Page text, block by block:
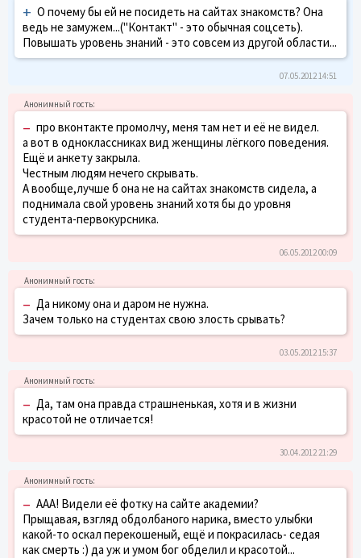
+ О почему бы ей не посидеть на сайтах знакомств? Она
ведь не замужем...("Контакт" - это обычная соцсеть).
Повышать уровень знаний - это совсем из другой области...
07.05.2012 14:51
– про вконтакте промолчу, меня там нет и её не видел.
а вот в одноклассниках вид женщины лёгкого поведения.
Ещё и анкету закрыла.
Честным людям нечего скрывать.
А вообще,лучше б она не на сайтах знакомств сидела, а
поднимала свой уровень знаний хотя бы до уровня
студента-первокурсника.
06.05.2012 00:09
– Да никому она и даром не нужна.
Зачем только на студентах свою злость срывать?
03.05.2012 15:37
– Да, там она правда страшненькая, хотя и в жизни
красотой не отличается!
30.04.2012 21:29
– ААА! Видели её фотку на сайте академии?
Прыщавая, взгляд обдолбаного нарика, вместо улыбки
какой-то оскал перекошеный, ещё и покрасилась- седая
как смерть :) да уж и умом бог обделил и красотой...